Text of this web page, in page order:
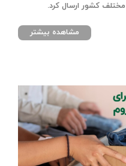
کشور ارسال کرد.
مشاهده بیشتر